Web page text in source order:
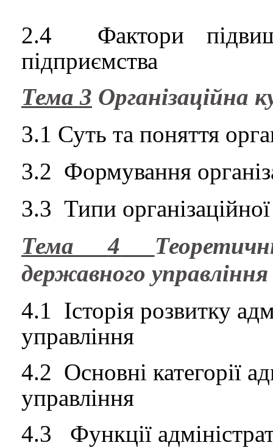
2.4 Фактори
підприємства
Тема 3 Організаційна
3.1 Суть та поняття
3.2 Формування
3.3 Типи
Тема4
державного управління
4.1 Історія розвитку
управління
4.2 Основні категорії
управління
4.3
Функції